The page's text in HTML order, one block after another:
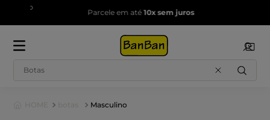
Parcele em até10x sem juros
Masculino